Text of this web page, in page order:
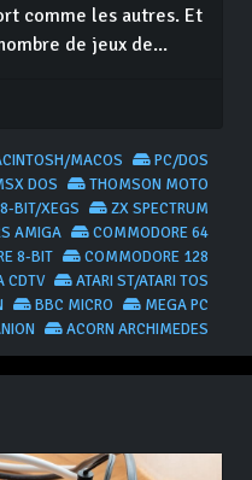
comme les autres. Et
de jeux de...
PC/DOS
MACOS
THOMSON MOTO
DOS
ZX SPECTRUM
BIT/XEGS
COMMODORE 64
AMIGA
COMMODORE 128
8-BIT
ATARI ST/ATARI TOS
CDTV
MEGA PC
BBC MICRO
ACORN ARCHIMEDES